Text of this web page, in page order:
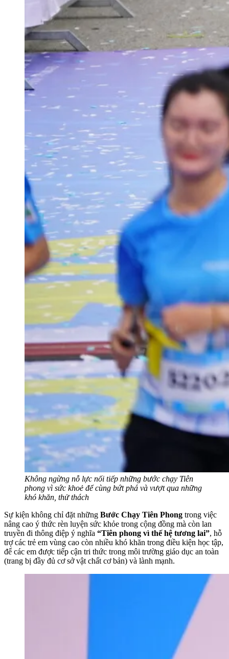
Không ngừng nỗ lực nối tiếp những bước chạy Tiên
phong vì sức khoẻ để cùng bứt phá và vượt qua những
khó khăn, thử thách
Sự kiện không chỉ đặt những Bước Chạy Tiên Phong trong việc
nâng cao ý thức rèn luyện sức khỏe trong cộng đồng mà còn lan
truyền đi thông điệp ý nghĩa “Tiên phong vì thế hệ tương lai”, hỗ
trợ các trẻ em vùng cao còn nhiều khó khăn trong điều kiện học tập,
để các em được tiếp cận tri thức trong môi trường giáo dục an toàn
(trang bị đầy đủ cơ sở vật chất cơ bản) và lành mạnh.